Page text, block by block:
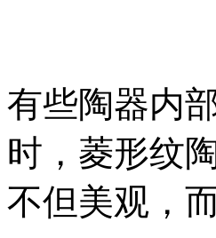
有些陶器内
时，菱形纹
不但美观，